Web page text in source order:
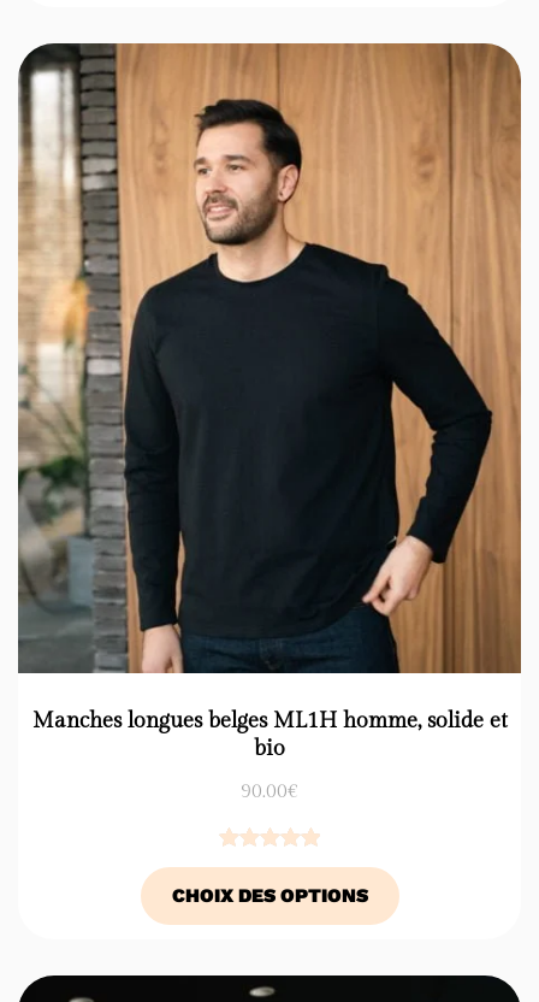
Manches longues belges ML1H homme, solide et
bio
90.00€
Noté5.00
sur 5
basé sur
1
client
CHOIX DES OPTIONS